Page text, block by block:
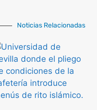
Noticias Relacionadas